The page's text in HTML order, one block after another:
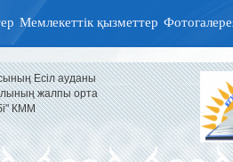
Мемлекеттік қызметтер
Есіл ауданы
жалпы орта
КММ